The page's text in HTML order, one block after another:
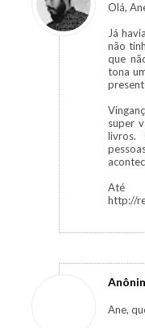
Olá,
Já
não
que
tona
super
livros.
http://
Ane,